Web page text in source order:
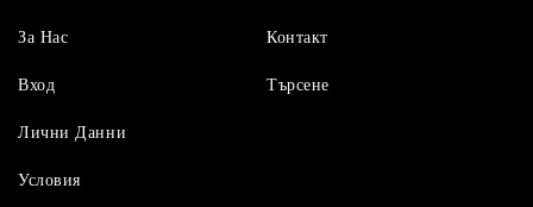
За Нас
Вход
Контакт
Търсене
Лични Данни
Условия